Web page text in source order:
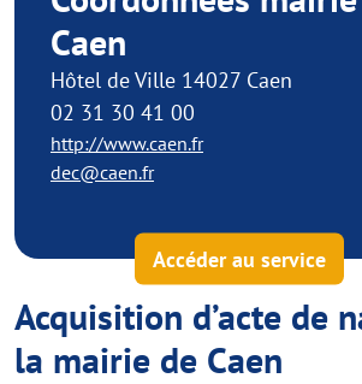
Caen
Hôtel de Ville 14027 Caen
02 31 30 41 00
http://www.caen.fr
dec@caen.fr
Accéder au service
Acquisition d’acte de
la mairie de Caen